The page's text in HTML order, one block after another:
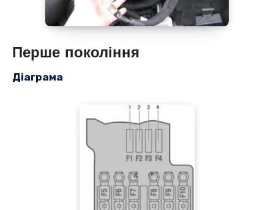
Перше покоління
Діаграма